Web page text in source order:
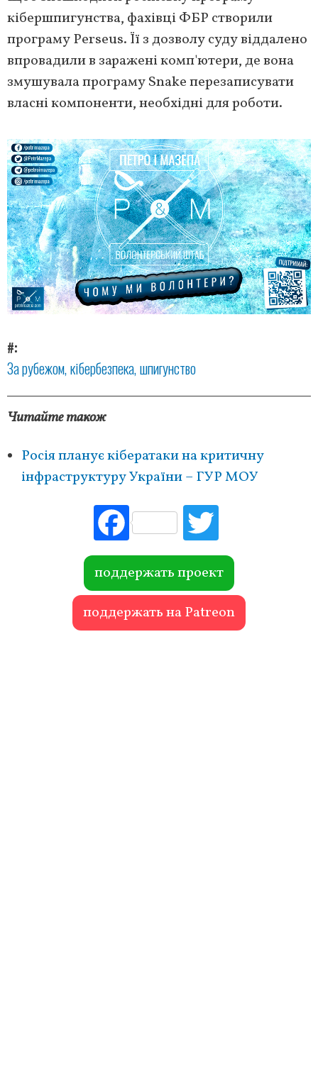
кібершпигунства, фахівці ФБР створили
програму Perseus. Її з дозволу суду віддалено
впровадили в заражені комп'ютери, де вона
змушувала програму Snake перезаписувати
власні компоненти, необхідні для роботи.
#
За рубежом кібербезпека шпигунство
Читайте також
Росія планує кібератаки на критичну
інфраструктуру України – ГУР МОУ
Fac
ebo
ok r
поддержать проект
поддержать на Patreon